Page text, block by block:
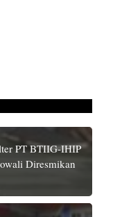
PT BTIIG-IHIP
Diresmikan